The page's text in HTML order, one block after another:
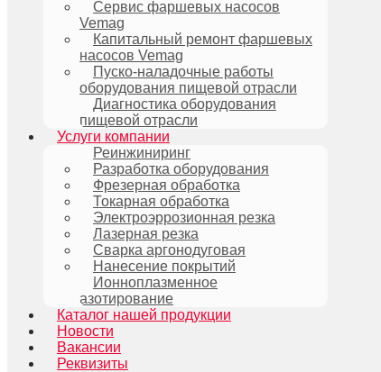
Сервис фаршевых насосов
Vemag
Капитальный ремонт фаршевых
насосов Vemag
Пуско-наладочные работы
оборудования пищевой отрасли
Диагностика оборудования
пищевой отрасли
Услуги компании
Реинжиниринг
Разработка оборудования
Фрезерная обработка
Токарная обработка
Электроэррозионная резка
Лазерная резка
Сварка аргонодуговая
Нанесение покрытий
Ионноплазменное
азотирование
Каталог нашей продукции
Новости
Вакансии
Реквизиты